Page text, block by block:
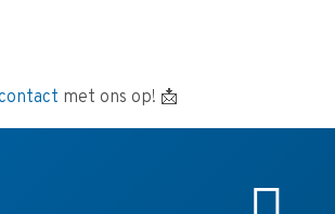
met ons op! 📩